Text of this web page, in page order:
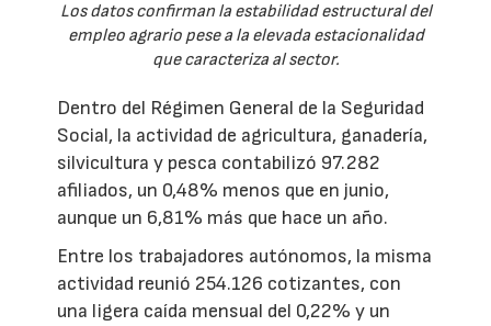
Los datos confirman la estabilidad estructural del
empleo agrario pese a la elevada estacionalidad
que caracteriza al sector.
Dentro del Régimen General de la Seguridad
Social, la actividad de agricultura, ganadería,
silvicultura y pesca contabilizó 97.282
afiliados, un 0,48% menos que en junio,
aunque un 6,81% más que hace un año.
Entre los trabajadores autónomos, la misma
actividad reunió 254.126 cotizantes, con
una ligera caída mensual del 0,22% y un